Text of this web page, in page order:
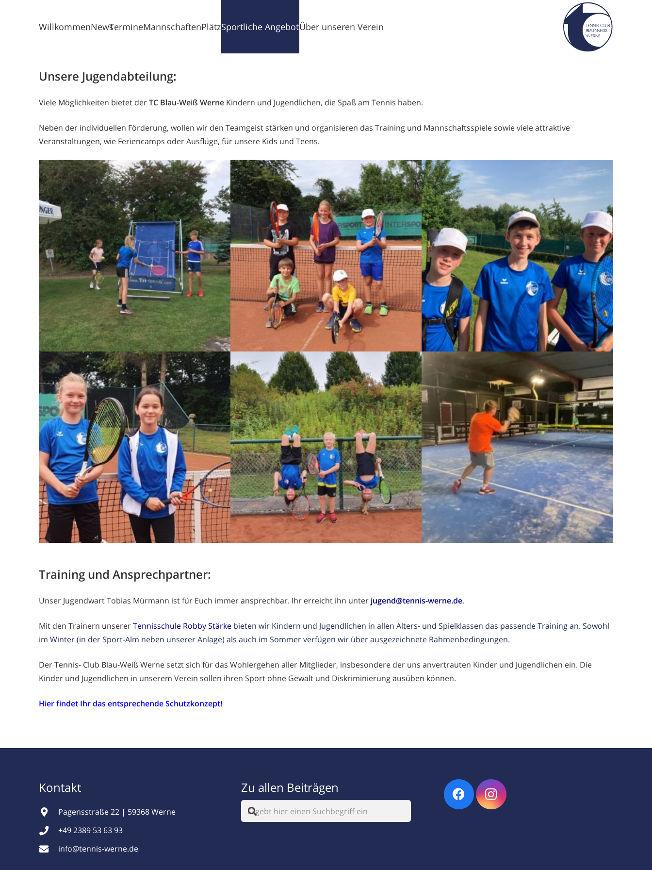
WillkommenNewsTermineMannschaftenPlätzeSportliche AngeboteÜber unseren Verein
Unsere Jugendabteilung:
Viele Möglichkeiten bietet derTC Blau-Weiß Werne Kindern und Jugendlichen, die Spaß am Tennis haben.
Neben der individuellen Förderung, wollen wir den Teamgeist stärken und organisieren das Training und Mannschaftsspiele sowie viele attraktive
Veranstaltungen, wie Feriencamps oder Ausflüge, für unsere Kids und Teens.
Training und Ansprechpartner:
Unser Jugendwart Tobias Mürmann ist für Euch immer ansprechbar. Ihr erreicht ihn unter jugend@tennis-werne.de.
Mit den Trainern unsererTennisschule Robby Stärke bieten wir Kindern und Jugendlichen in allen Alters- und Spielklassen das passende Training an. Sowohl
im Winter (in der Sport-Alm neben unserer Anlage) als auch im Sommer verfügen wir über ausgezeichnete Rahmenbedingungen.
Der Tennis- Club Blau-Weiß Werne setzt sich für das Wohlergehen aller Mitglieder, insbesondere der uns anvertrauten Kinder und Jugendlichen ein. Die
Kinder und Jugendlichen in unserem Verein sollen ihren Sport ohne Gewalt und Diskriminierung ausüben können.
Hier findet Ihr das entsprechende Schutzkonzept!
Kontakt
Pagensstraße 22 | 59368 Werne
+49 2389 53 63 93
info@tennis-werne.de
Zu allen Beiträgen